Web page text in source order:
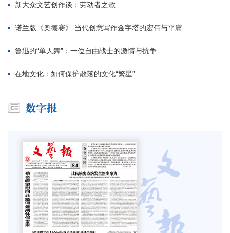
新大众文艺创作谈：劳动者之歌
诺兰版《奥德赛》:当代创意写作金字塔的宏伟与平庸
鲁迅的“单人舞”：一位自由战士的激情与抗争
在地文化：如何保护散落的文化“繁星”